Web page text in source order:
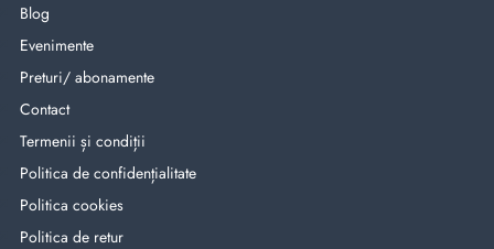
Blog
Evenimente
Preturi/ abonamente
Contact
Termenii și condiții
Politica de confidențialitate
Politica cookies
Politica de retur